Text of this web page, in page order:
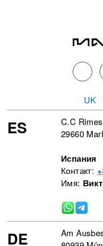
UK
ES
C.C
29660
Испания
Контакт:
Имя:
DE
Am